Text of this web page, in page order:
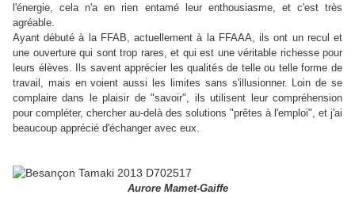
l'énergie, cela n'a en rien entamé leur enthousiasme, et c'est très
agréable.
Ayant débuté à la FFAB, actuellement à la FFAAA, ils ont un recul et
une ouverture qui sont trop rares, et qui est une véritable richesse pour
leurs élèves. Ils savent apprécier les qualités de telle ou telle forme de
travail, mais en voient aussi les limites sans s'illusionner. Loin de se
complaire dans le plaisir de "savoir", ils utilisent leur compréhension
pour compléter, chercher au-delà des solutions "prêtes à l'emploi", et j'ai
beaucoup apprécié d'échanger avec eux.
Aurore Mamet-Gaiffe